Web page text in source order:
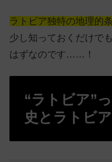
ラトビア独特の地理的
少し知っておくだけで
はずなのです……！
“ラトビア”
史とラトビ